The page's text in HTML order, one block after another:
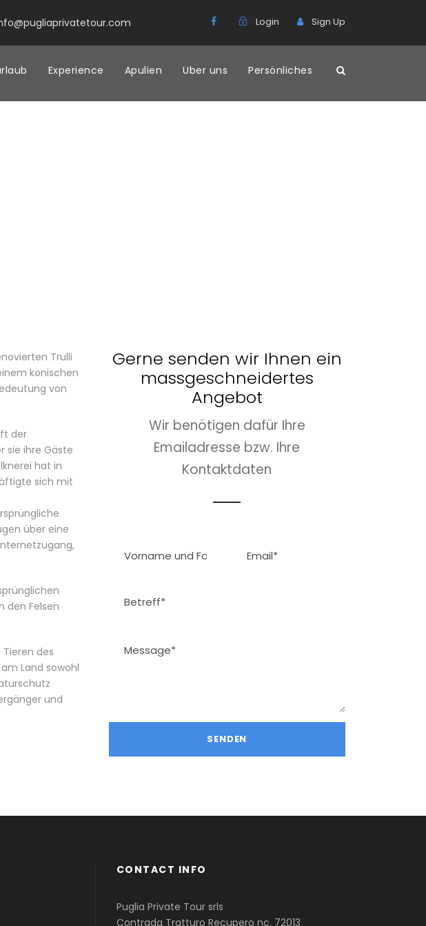
Login Sign Up
Experience Apulien Uber uns Persönliches
Trulli
konischen
von
der
sie ihre Gäste
hat in
sich mit
über eine
den Felsen
des
Land sowohl
und
Gerne senden wir Ihnen ein
massgeschneidertes
Angebot
Wir benötigen dafür Ihre
Emailadresse bzw. Ihre
Kontaktdaten
CONTACT INFO
Puglia Private Tour srls
Contrada Tratturo Recupero nc. 72013